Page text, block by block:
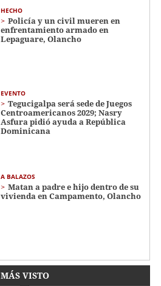
HECHO
Policía y un civil mueren en
enfrentamiento armado en
Lepaguare, Olancho
EVENTO
Tegucigalpa será sede de Juegos
Centroamericanos 2029; Nasry
Asfura pidió ayuda a República
Dominicana
A BALAZOS
Matan a padre e hijo dentro de su
vivienda en Campamento, Olancho
MÁS VISTO